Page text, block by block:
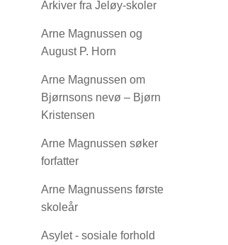
Arkiver fra Jeløy-skoler
Arne Magnussen og
August P. Horn
Arne Magnussen om
Bjørnsons nevø – Bjørn
Kristensen
Arne Magnussen søker
forfatter
Arne Magnussens første
skoleår
Asylet - sosiale forhold